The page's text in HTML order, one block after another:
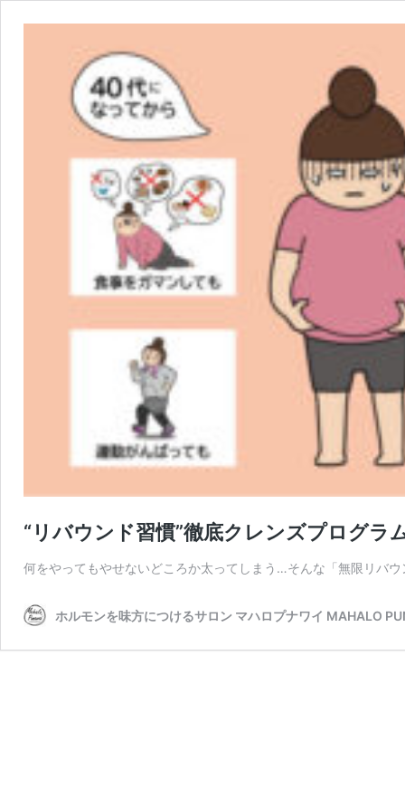
“リバウンド習慣”徹底クレンズプログラ
何をやってもやせないどころか太ってしまう…そんな「無限リバ
ホルモンを味方につけるサロン マハロプナワイ MAHALO